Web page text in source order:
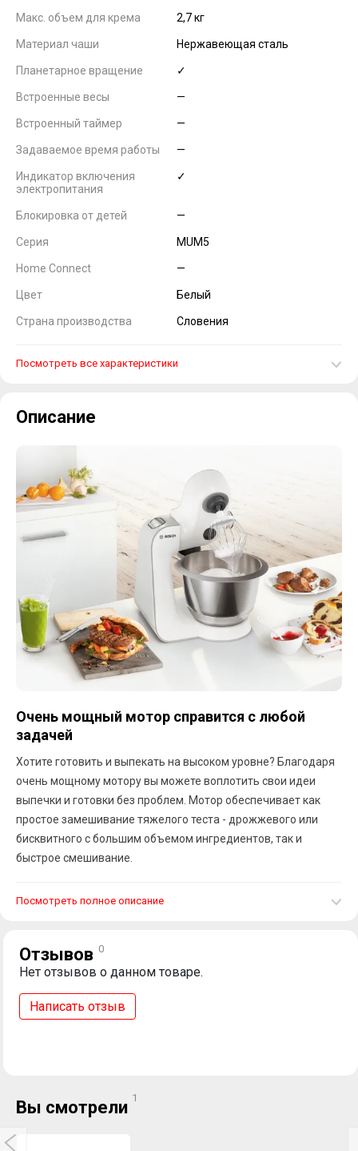
Макс. объем для крема 2,7 кг
Материал чаши Нержавеющая сталь
Планетарное вращение ✓
Встроенные весы —
Встроенный таймер —
Задаваемое время работы —
Индикатор включения
электропитания
✓
Блокировка от детей —
Серия MUM5
Home Connect —
Цвет Белый
Страна производства Словения
Посмотреть все характеристики
Описание
Очень мощный мотор справится с любой
задачей
Хотите готовить и выпекать на высоком уровне? Благодаря
очень мощному мотору вы можете воплотить свои идеи
выпечки и готовки без проблем. Мотор обеспечивает как
простое замешивание тяжелого теста - дрожжевого или
бисквитного с большим объемом ингредиентов, так и
быстрое смешивание.
Посмотреть полное описание
Отзывов 0
Нет отзывов о данном товаре.
Написать отзыв
Вы смотрели 1